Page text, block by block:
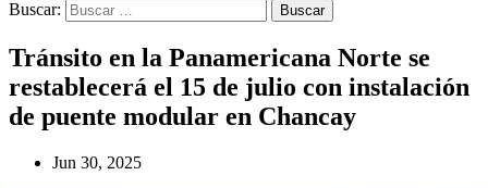
Buscar:
Tránsito en la Panamericana Norte se
restablecerá el 15 de julio con instalación
de puente modular en Chancay
Jun 30, 2025